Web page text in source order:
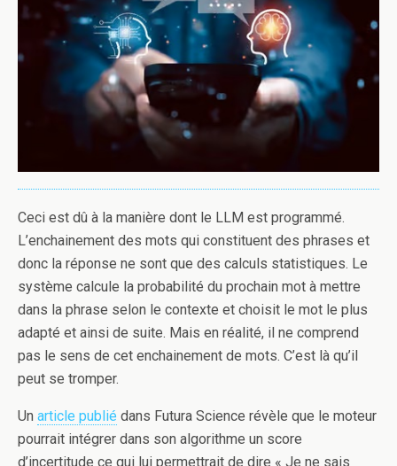
Ceci est dû à la manière dont le LLM est programmé.
L’enchainement des mots qui constituent des phrases et
donc la réponse ne sont que des calculs statistiques. Le
système calcule la probabilité du prochain mot à mettre
dans la phrase selon le contexte et choisit le mot le plus
adapté et ainsi de suite. Mais en réalité, il ne comprend
pas le sens de cet enchainement de mots. C’est là qu’il
peut se tromper.
Un article publié dans Futura Science révèle que le moteur
pourrait intégrer dans son algorithme un score
d’incertitude ce qui lui permettrait de dire « Je ne sais